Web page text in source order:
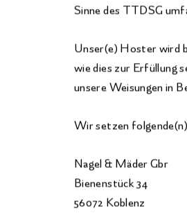
Sinne des TTDSG
Unser(e) Hoster wird
wie dies zur Erfüllung
unsere Weisungen in
Wir setzen
Nagel & Mäder Gbr
Bienenstück 34
56072 Koblenz